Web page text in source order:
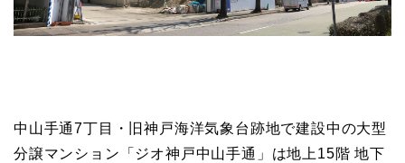
中山手通7丁目・旧神戸海洋気象台跡地で建設中の大型
分譲マンション「ジオ神戸中山手通」は地上15階 地下